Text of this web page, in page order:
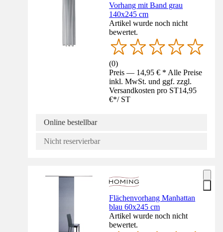
Vorhang mit Band grau
140x245 cm
Artikel wurde noch nicht
bewertet.
(0)
Preis — 14,95 € * Alle Preise
inkl. MwSt. und ggf. zzgl.
Versandkosten pro ST14,95
€*/ ST
Online bestellbar
Nicht reservierbar
Flächenvorhang Manhattan
blau 60x245 cm
Artikel wurde noch nicht
bewertet.